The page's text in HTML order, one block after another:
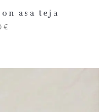
asa teja
€